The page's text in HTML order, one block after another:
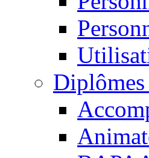
Diplômes